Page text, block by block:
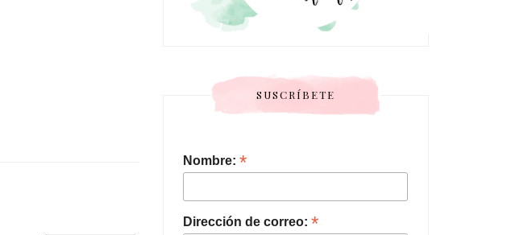
SUSCRÍBETE
Nombre: *
Dirección de correo: *